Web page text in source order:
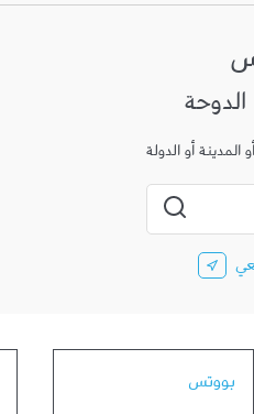
أو الدولة
بووتس